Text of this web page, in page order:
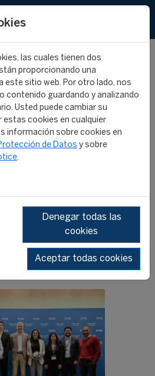
Red
CIES
FIFA/CIES
las cuales tienen dos
proporcionando una
este sitio web. Por otro lado, nos
contenido guardando y analizando
Usted puede cambiar su
cookies en cualquier
información sobre cookies en
de Datos y sobre
.
Denegar todas las
cookies
Aceptar todas cookies